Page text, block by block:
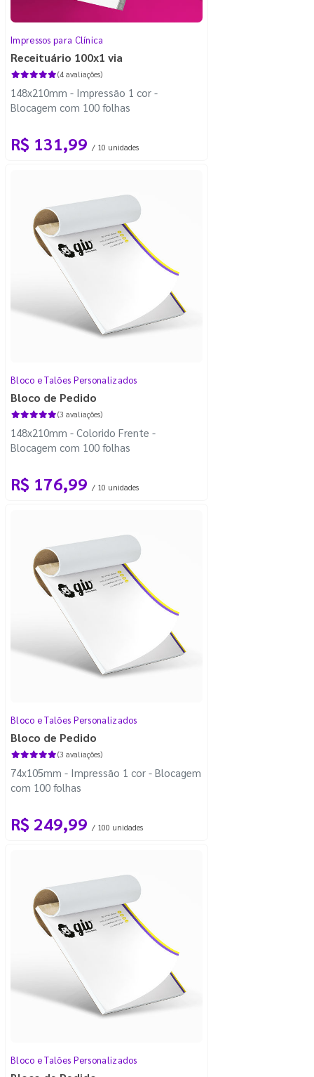
Impressos para Clínica
Receituário 100x1 via
(4 avaliações)
148x210mm - Impressão 1 cor -
Blocagem com 100 folhas
R$ 131,99 / 10 unidades
Bloco e Talões Personalizados
Bloco de Pedido
(3 avaliações)
148x210mm - Colorido Frente -
Blocagem com 100 folhas
R$ 176,99 / 10 unidades
Bloco e Talões Personalizados
Bloco de Pedido
(3 avaliações)
74x105mm - Impressão 1 cor - Blocagem
com 100 folhas
R$ 249,99 / 100 unidades
Bloco e Talões Personalizados